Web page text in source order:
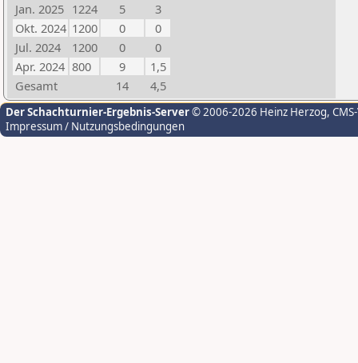
Jan. 2025 1224 5
3
Okt. 2024 1200 0
0
Jul. 2024
1200 0
0
Apr. 2024 800 9
1,5
Gesamt
14 4,5
Der Schachturnier-Ergebnis-Server© 2006-2026 Heinz Herzog,
Impressum / Nutzungsbedingungen